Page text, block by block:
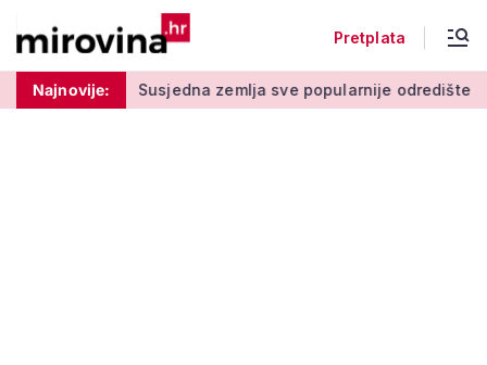
Pretplata
Najnovije:
stupu Susjedna zemlja sve popularnije odredište